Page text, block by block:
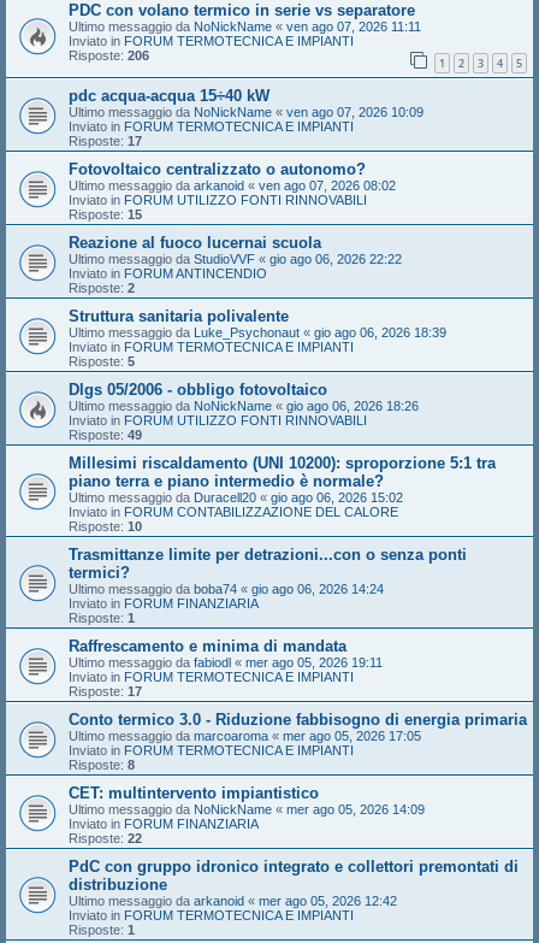
PDC con volano termico in serie vs separatore
Ultimo messaggio da NoNickName « ven ago 07, 2026 11:11
Inviato in FORUM TERMOTECNICA E IMPIANTI
Risposte: 206 1 2 3 4 5
pdc acqua-acqua 15÷40 kW
Ultimo messaggio da NoNickName « ven ago 07, 2026 10:09
Inviato in FORUM TERMOTECNICA E IMPIANTI
Risposte: 17
Fotovoltaico centralizzato o autonomo?
Ultimo messaggio da arkanoid « ven ago 07, 2026 08:02
Inviato in FORUM UTILIZZO FONTI RINNOVABILI
Risposte: 15
Reazione al fuoco lucernai scuola
Ultimo messaggio da StudioVVF « gio ago 06, 2026 22:22
Inviato in FORUM ANTINCENDIO
Risposte: 2
Struttura sanitaria polivalente
Ultimo messaggio da Luke_Psychonaut « gio ago 06, 2026 18:39
Inviato in FORUM TERMOTECNICA E IMPIANTI
Risposte: 5
Dlgs 05/2006 - obbligo fotovoltaico
Ultimo messaggio da NoNickName « gio ago 06, 2026 18:26
Inviato in FORUM UTILIZZO FONTI RINNOVABILI
Risposte: 49
Millesimi riscaldamento (UNI 10200): sproporzione 5:1 tra
piano terra e piano intermedio è normale?
Ultimo messaggio da Duracell20 « gio ago 06, 2026 15:02
Inviato in FORUM CONTABILIZZAZIONE DEL CALORE
Risposte: 10
Trasmittanze limite per detrazioni...con o senza ponti
termici?
Ultimo messaggio da boba74 « gio ago 06, 2026 14:24
Inviato in FORUM FINANZIARIA
Risposte: 1
Raffrescamento e minima di mandata
Ultimo messaggio da fabiodl « mer ago 05, 2026 19:11
Inviato in FORUM TERMOTECNICA E IMPIANTI
Risposte: 17
Conto termico 3.0 - Riduzione fabbisogno di energia primaria
Ultimo messaggio da marcoaroma « mer ago 05, 2026 17:05
Inviato in FORUM TERMOTECNICA E IMPIANTI
Risposte: 8
CET: multintervento impiantistico
Ultimo messaggio da NoNickName « mer ago 05, 2026 14:09
Inviato in FORUM FINANZIARIA
Risposte: 22
PdC con gruppo idronico integrato e collettori premontati di
distribuzione
Ultimo messaggio da arkanoid « mer ago 05, 2026 12:42
Inviato in FORUM TERMOTECNICA E IMPIANTI
Risposte: 1